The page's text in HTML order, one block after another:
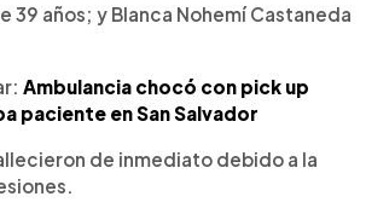
39 años; y Blanca Nohemí Castaneda
Ambulancia chocó con pick up
paciente en San Salvador
de inmediato debido a la